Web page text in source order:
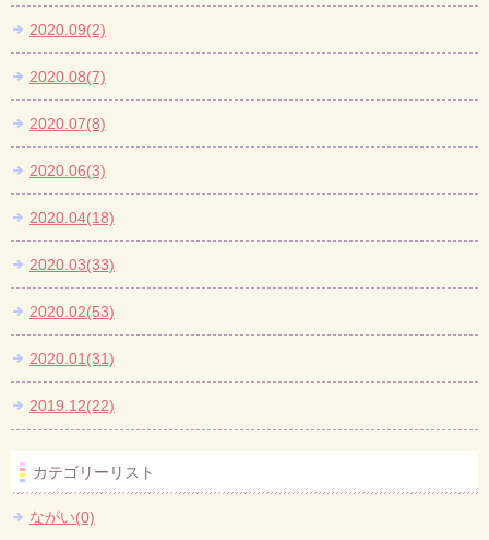
2020.09(2)
2020.08(7)
2020.07(8)
2020.06(3)
2020.04(18)
2020.03(33)
2020.02(53)
2020.01(31)
2019.12(22)
カテゴリーリスト
ながい(0)